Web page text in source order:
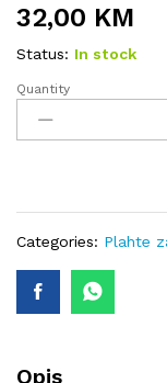
32,00 KM
Status: In stock
Plišana
plahta
na
cm
i
plišane
jastučnice
Quantity
Categories: Plahte
Opis